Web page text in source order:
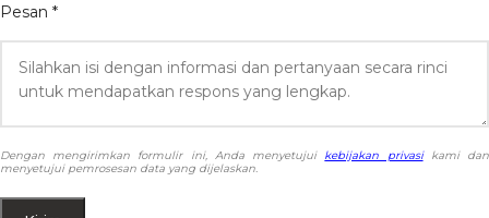
Pesan *
Dengan mengirimkan formulir ini, Anda menyetujui kebijakan privasikami dan
menyetujui pemrosesan data yang dijelaskan.